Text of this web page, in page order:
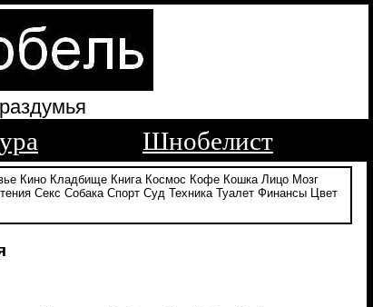
Шнобелист
Кино Кладбище Книга Космос Кофе Кошка Лицо Мозг
Секс Собака Спорт Суд Техника Туалет Финансы
Цвет